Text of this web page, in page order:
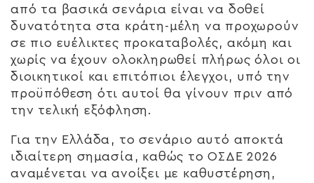
από τα βασικά σενάρια είναι να δοθεί
δυνατότητα στα κράτη-μέλη να προχωρούν
σε πιο ευέλικτες προκαταβολές, ακόμη και
χωρίς να έχουν ολοκληρωθεί πλήρως όλοι οι
διοικητικοί και επιτόπιοι έλεγχοι, υπό την
προϋπόθεση ότι αυτοί θα γίνουν πριν από
την τελική εξόφληση.
Για την Ελλάδα, το σενάριο αυτό αποκτά
ιδιαίτερη σημασία, καθώς το ΟΣΔΕ 2026
αναμένεται να ανοίξει με καθυστέρηση,